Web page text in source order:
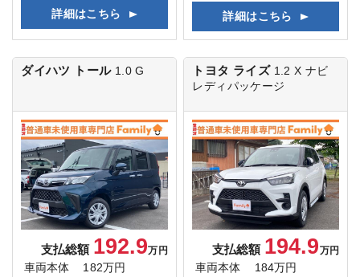
詳細はこちら 詳細はこちら
ダイハツ トール 1.0 G
支払総額 192.9万円
車両本体
182万円
トヨタ ライズ 1.2 X ナビ
レディパッケージ
支払総額 194.9万円
車両本体
184万円